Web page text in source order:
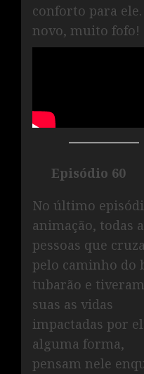
conforto para ele.
novo, muito fofo!
Episódio 60
No último
animação, todas
pessoas que
pelo caminho do
tubarão e tiveram
suas as vidas
impactadas por
alguma forma,
pensam nele